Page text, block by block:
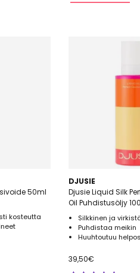
50ml
kosteutta
DJUSIE
Djusie Liquid Silk
Oil Puhdistusöljy
Silkkinen ja
Puhdistaa meikin
Huuhtoutuu
39,50€